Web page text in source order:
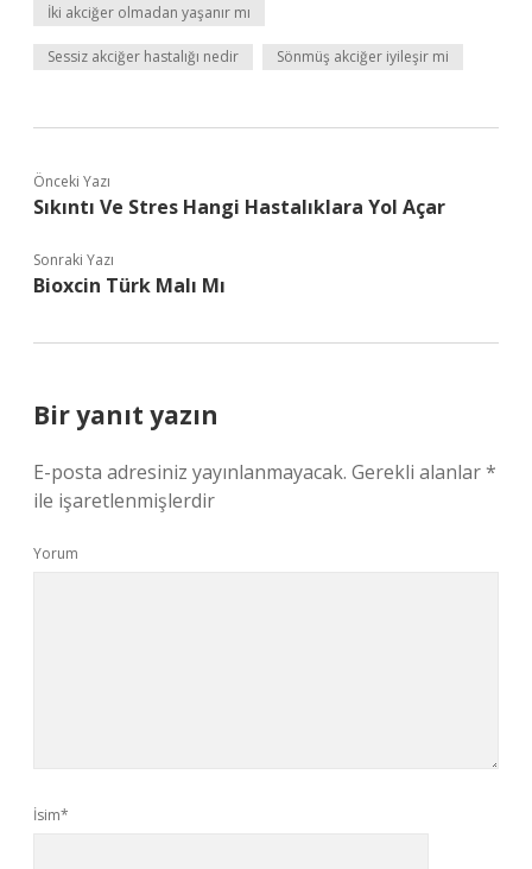
İki akciğer olmadan yaşanır mı
Sessiz akciğer hastalığı nedir Sönmüş akciğer iyileşir mi
Önceki Yazı
Sıkıntı Ve Stres Hangi Hastalıklara Yol Açar
Sonraki Yazı
Bioxcin Türk Malı Mı
Bir yanıt yazın
E-posta adresiniz yayınlanmayacak. Gerekli alanlar*
ile işaretlenmişlerdir
Yorum
İsim*